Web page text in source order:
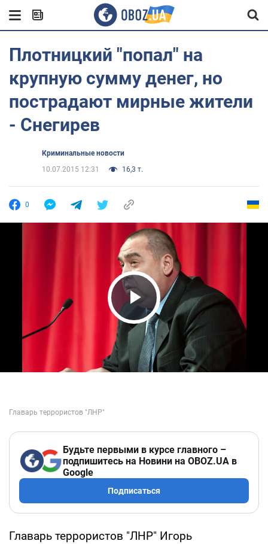
Плотницкий "попал" на
крупную сумму денег, но
пострадают мирные жители
- Снегирев
Криминальные новости
10.07.2015 12:31
16,3 т.
0
Play Video
Будьте первыми в курсе главного –
подпишитесь на Новини на OBOZ.UA в
Google
Подписаться
Главарь террористов "ЛНР" Игорь